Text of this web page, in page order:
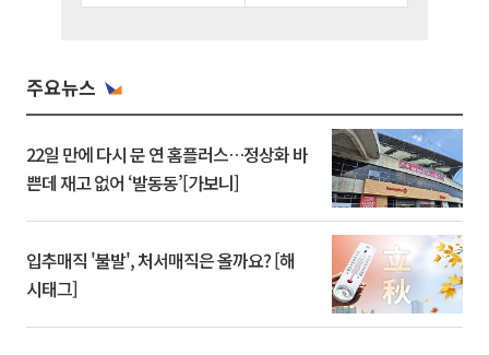
주요뉴스
22일 만에 다시 문 연 홈플러스…정상화 바
쁜데 재고 없어 ‘발동동’[가보니]
입추매직 '불발', 처서매직은 올까요? [해
시태그]